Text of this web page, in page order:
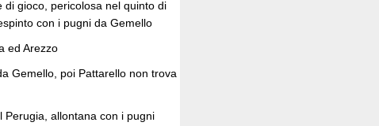
gioco, pericolosa nel quinto di
con i pugni da Gemello
ed Arezzo
Gemello, poi Pattarello non trova
allontana con i pugni